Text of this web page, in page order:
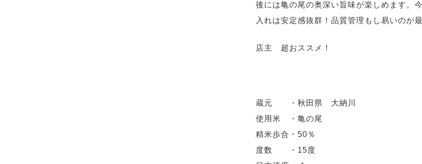
後には亀の尾の奥深い旨味が楽しめます。
入れは安定感抜群！品質管理もし易いのが
店主 超おススメ！
蔵元 ・秋田県 大納川
使用米 ・亀の尾
精米歩合・50％
度数 ・15度